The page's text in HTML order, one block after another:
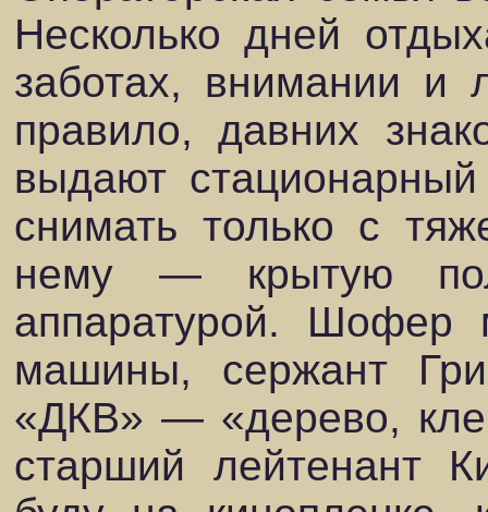
Несколько дней
заботах, внимании и
правило, давних
выдают
снимать только с
нему — крытую
аппаратурой. Шофер
машины, сержант
«ДКВ» — «дерево,
старший лейтенант